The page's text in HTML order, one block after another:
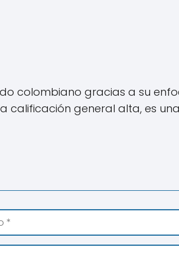
colombiano gracias a su
calificación general alta, es